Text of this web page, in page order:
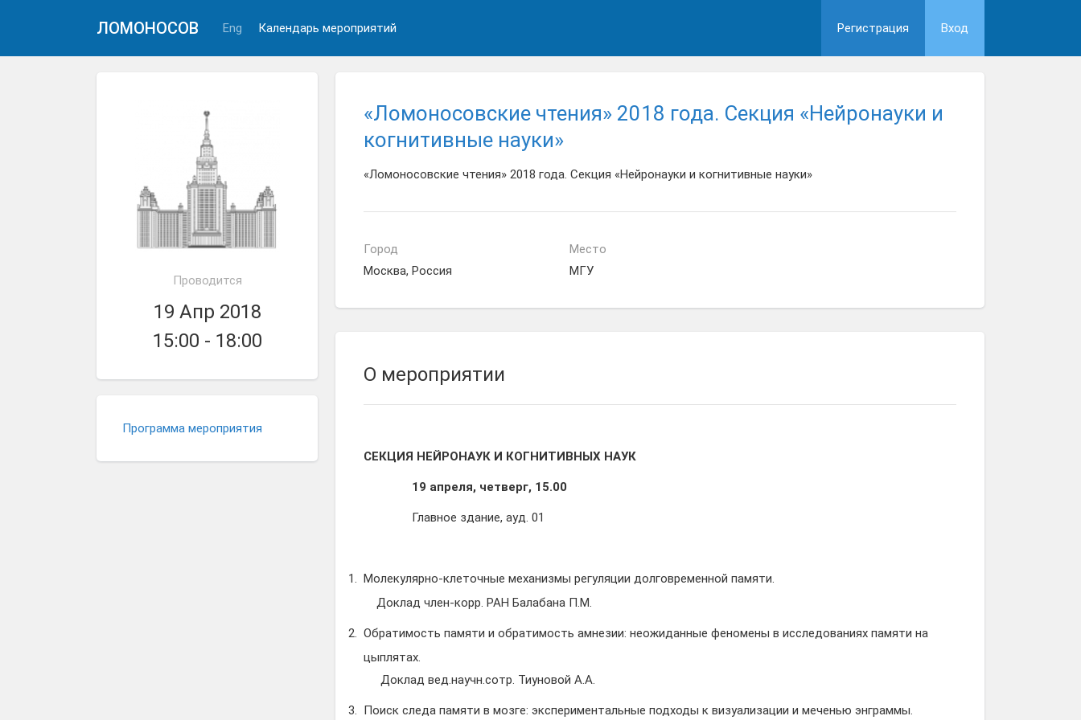
ЛОМОНОСОВ Eng Календарь мероприятий Регистрация Вход
Проводится
19 Апр 2018
15:00 - 18:00
Программа мероприятия
«Ломоносовские чтения» 2018 года. Секция «Нейронауки и
когнитивные науки»
«Ломоносовские чтения» 2018 года. Секция «Нейронауки и когнитивные науки»
Город
Москва, Россия
Место
МГУ
О мероприятии
СЕКЦИЯ НЕЙРОНАУК И КОГНИТИВНЫХ НАУК
19 апреля, четверг, 15.00
Главное здание, ауд. 01
1. Молекулярно-клеточные механизмы регуляции долговременной памяти.
Доклад член-корр. РАН Балабана П.М.
2. Обратимость памяти и обратимость амнезии: неожиданные феномены в исследованиях памяти на
цыплятах.
Доклад вед.научн.сотр. Тиуновой А.А.
3. Поиск следа памяти в мозге: экспериментальные подходы к визуализации и меченью энграммы.